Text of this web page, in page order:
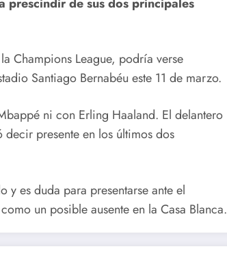
Champions League, podría verse
Santiago Bernabéu este 11 de marzo.
ni con Erling Haaland. El delantero
presente en los últimos dos
y es duda para presentarse ante el
un posible ausente en la Casa Blanca.